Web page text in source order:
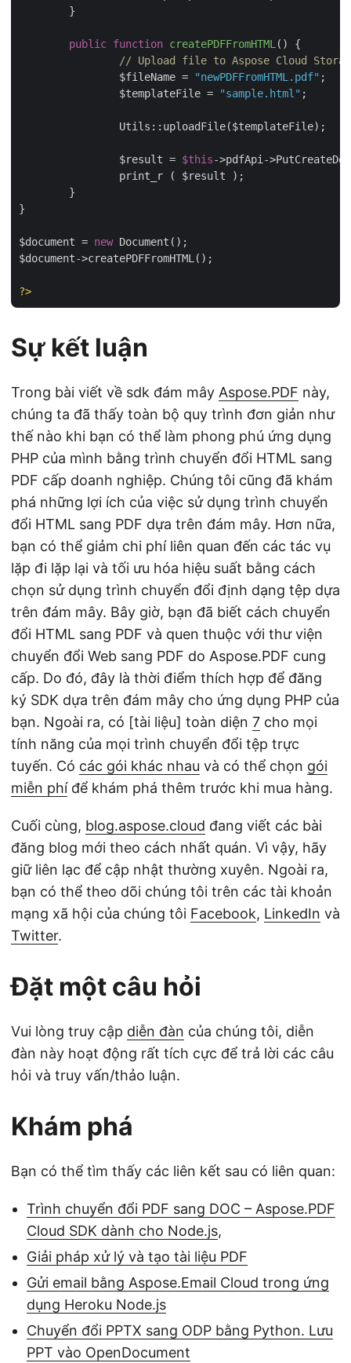
public function createPDFFromHTML ( ) {
// Upload file to Aspose Cloud
		$fileName =
"newPDFFromHTML.pdf" ;
		$templateFile =
"sample.html" ;
		$result =
$this->pdfApi-
}
$document = new Document();
$document->createPDFFromHTML();
?>
Sự kết luận
Trong bài viết về sdk đám mây Aspose.PDF này,
chúng ta đã thấy toàn bộ quy trình đơn giản như
thế nào khi bạn có thể làm phong phú ứng dụng
PHP của mình bằng trình chuyển đổi HTML sang
PDF cấp doanh nghiệp. Chúng tôi cũng đã khám
phá những lợi ích của việc sử dụng trình chuyển
đổi HTML sang PDF dựa trên đám mây. Hơn nữa,
bạn có thể giảm chi phí liên quan đến các tác vụ
lặp đi lặp lại và tối ưu hóa hiệu suất bằng cách
chọn sử dụng trình chuyển đổi định dạng tệp dựa
trên đám mây. Bây giờ, bạn đã biết cách chuyển
đổi HTML sang PDF và quen thuộc với thư viện
chuyển đổi Web sang PDF do Aspose.PDF cung
cấp. Do đó, đây là thời điểm thích hợp để đăng
ký SDK dựa trên đám mây cho ứng dụng PHP của
bạn. Ngoài ra, có [tài liệu] toàn diện 7 cho mọi
tính năng của mọi trình chuyển đổi tệp trực
tuyến. Có các gói khác nhau và có thể chọn gói
miễn phíđể khám phá thêm trước khi mua hàng.
Cuối cùng, blog.aspose.cloud đang viết các bài
đăng blog mới theo cách nhất quán. Vì vậy, hãy
giữ liên lạc để cập nhật thường xuyên. Ngoài ra,
bạn có thể theo dõi chúng tôi trên các tài khoản
mạng xã hội của chúng tôi Facebook, LinkedIn và
Twitter.
Đặt một câu hỏi
Vui lòng truy cập diễn đàn của chúng tôi, diễn
đàn này hoạt động rất tích cực để trả lời các câu
hỏi và truy vấn/thảo luận.
Khám phá
Bạn có thể tìm thấy các liên kết sau có liên quan:
Trình chuyển đổi PDF sang DOC – Aspose.PDF
Cloud SDK dành cho Node.js,
Giải pháp xử lý và tạo tài liệu PDF
Gửi email bằng Aspose.Email Cloud trong ứng
dụng Heroku Node.js
Chuyển đổi PPTX sang ODP bằng Python. Lưu
PPT vào OpenDocument